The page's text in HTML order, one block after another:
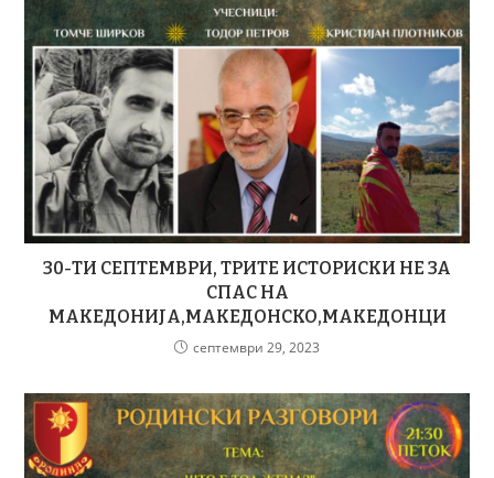
30-ТИ СЕПТЕМВРИ, ТРИТЕ ИСТОРИСКИ НЕ ЗА
СПАС НА
МАКЕДОНИЈА,МАКЕДОНСКО,МАКЕДОНЦИ
септември 29, 2023